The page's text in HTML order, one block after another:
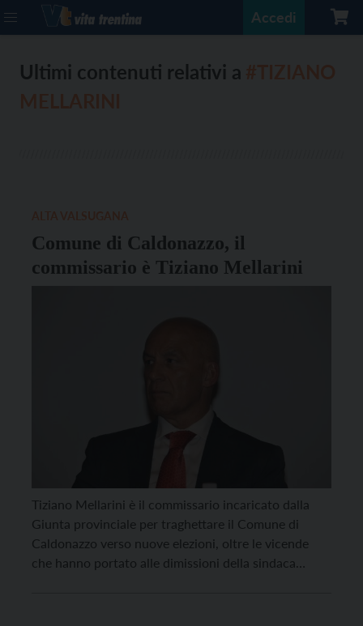
Accedi
Ultimi contenuti relativi a
Comune di Caldonazzo, il
commissario è Tiziano Mellarini
Tiziano Mellarini è il commissario incaricato dalla
Giunta provinciale per traghettare il Comune di
Caldonazzo verso nuove elezioni, oltre le vicende
che hanno portato alle dimissioni della sindaca